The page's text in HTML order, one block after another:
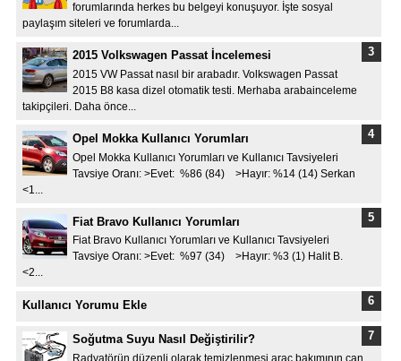
forumlarında herkes bu belgeyi konuşuyor. İşte sosyal
paylaşım siteleri ve forumlarda...
2015 Volkswagen Passat İncelemesi
2015 VW Passat nasıl bir arabadır. Volkswagen Passat
2015 B8 kasa dizel otomatik testi. Merhaba arabainceleme
takipçileri. Daha önce...
Opel Mokka Kullanıcı Yorumları
Opel Mokka Kullanıcı Yorumları ve Kullanıcı Tavsiyeleri
Tavsiye Oranı: >Evet: %86 (84) >Hayır: %14 (14) Serkan
<1...
Fiat Bravo Kullanıcı Yorumları
Fiat Bravo Kullanıcı Yorumları ve Kullanıcı Tavsiyeleri
Tavsiye Oranı: >Evet: %97 (34) >Hayır: %3 (1) Halit B.
<2...
Kullanıcı Yorumu Ekle
Soğutma Suyu Nasıl Değiştirilir?
Radyatörün düzenli olarak temizlenmesi araç bakımının can